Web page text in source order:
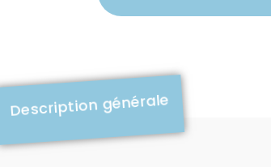
Description générale